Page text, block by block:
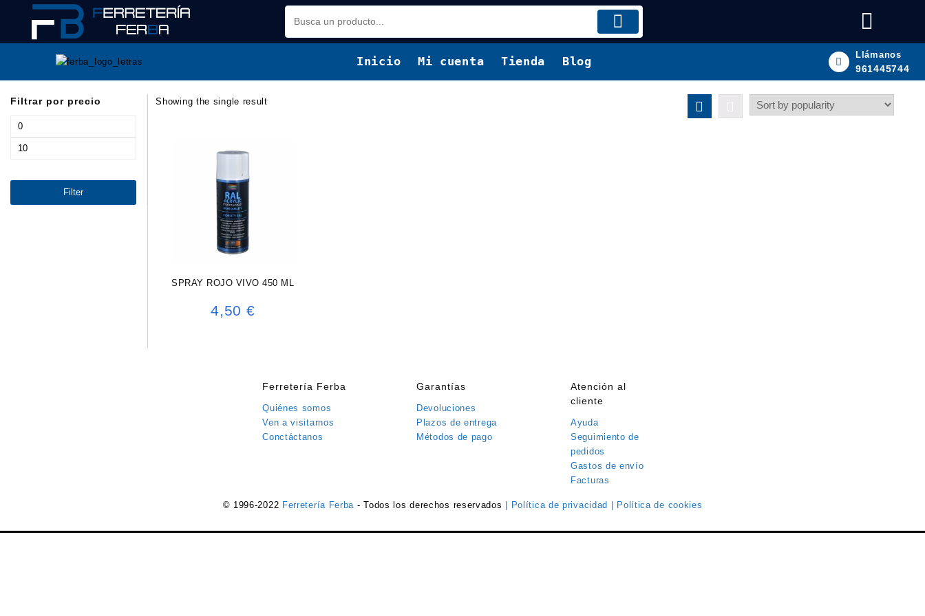
Inicio Mi cuenta Tienda Blog Llámanos
961445744
Filtrar por precio
Min
Max
Filter
Showing the single result
SPRAY ROJO VIVO 450 ML
4,50 €
Ferretería Ferba
Quiénes somos
Ven a visitarnos
Conctáctanos
Garantías
Devoluciones
Plazos de entrega
Métodos de pago
Atención al
cliente
Ayuda
Seguimiento de
pedidos
Gastos de envío
Facturas
© 1996-2022 Ferretería Ferba - Todos los derechos reservados | Política de privacidad | Política de cookies